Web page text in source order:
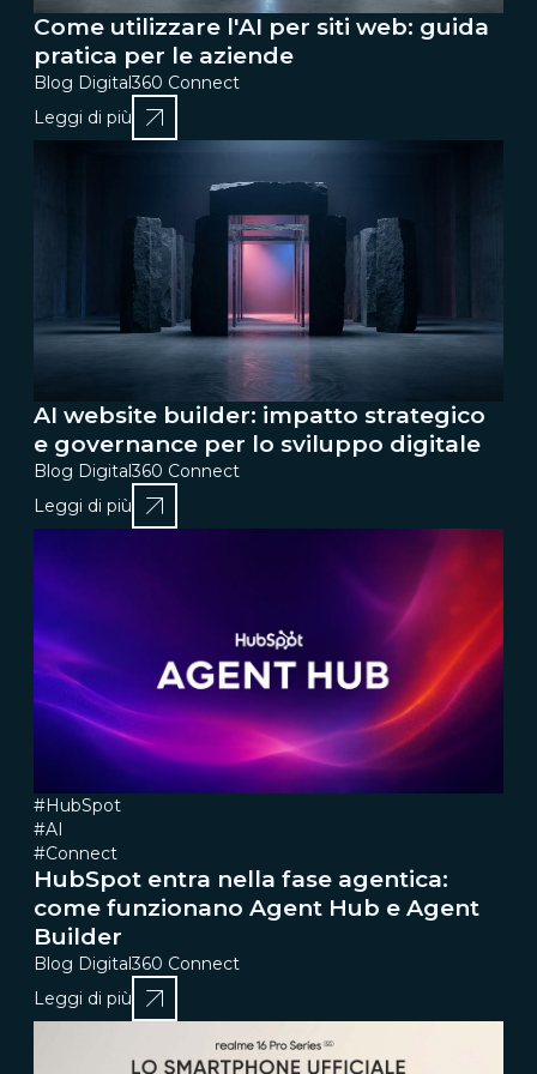
Come utilizzare l'AI per siti web: guida
pratica per le aziende
Blog Digital360 Connect
Leggi di più
AI website builder: impatto strategico
e governance per lo sviluppo digitale
Blog Digital360 Connect
Leggi di più
#HubSpot
#AI
#Connect
HubSpot entra nella fase agentica:
come funzionano Agent Hub e Agent
Builder
Blog Digital360 Connect
Leggi di più